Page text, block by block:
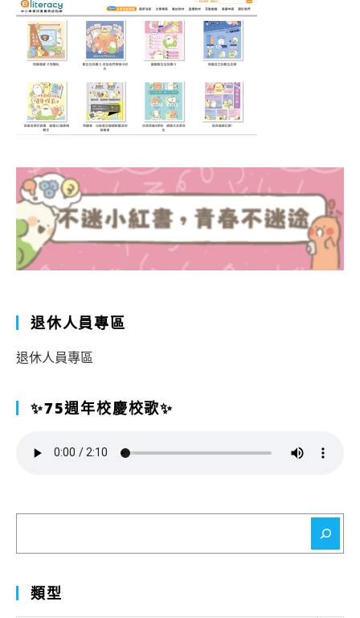
退休人員專區
退休人員專區
✨75週年校慶校歌✨
類型